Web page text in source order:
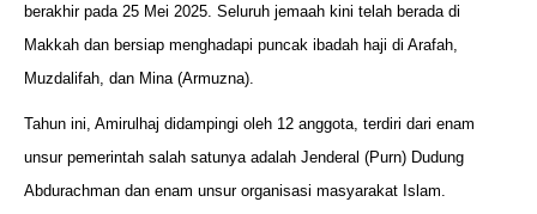
berakhir pada 25 Mei 2025. Seluruh jemaah kini telah berada di
Makkah dan bersiap menghadapi puncak ibadah haji di Arafah,
Muzdalifah, dan Mina (Armuzna).
Tahun ini, Amirulhaj didampingi oleh 12 anggota, terdiri dari enam
unsur pemerintah salah satunya adalah Jenderal (Purn) Dudung
Abdurachman dan enam unsur organisasi masyarakat Islam.